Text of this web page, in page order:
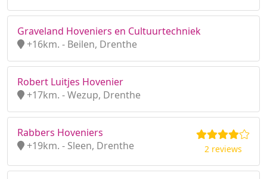
Graveland Hoveniers en Cultuurtechniek
+16km. - Beilen, Drenthe
Robert Luitjes Hovenier
+17km. - Wezup, Drenthe
Rabbers Hoveniers
+19km. - Sleen, Drenthe
2 reviews